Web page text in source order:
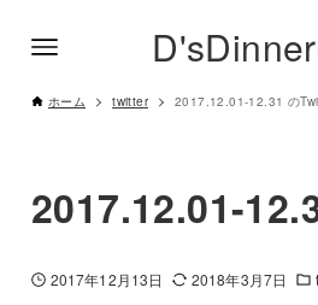
ホーム twitter 2017.12.01-12.31 の
2017.12.01-
2017年12月13日 2018年3月7日